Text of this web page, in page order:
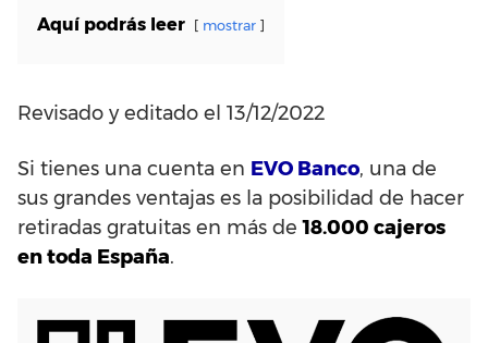
Aquí podrás leer mostrar
Revisado y editado el 13/12/2022
Si tienes una cuenta en EVO Banco, una de
sus grandes ventajas es la posibilidad de hacer
retiradas gratuitas en más de18.000 cajeros
en toda España.